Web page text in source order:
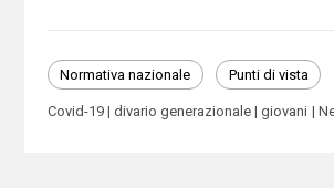
Normativa nazionale Punti di vista
Covid-19 divario generazionale giovani